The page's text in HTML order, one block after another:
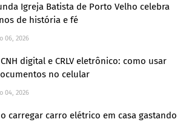
Igreja Batista de Porto Velho celebra
de história e fé
06, 2026
CNH digital e CRLV eletrônico: como usar
no celular
04, 2026
carregar carro elétrico em casa gastando